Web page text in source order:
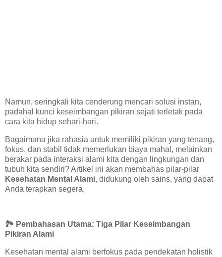
Namun, seringkali kita cenderung mencari solusi instan,
padahal kunci keseimbangan pikiran sejati terletak pada
cara kita hidup sehari-hari.
Bagaimana jika rahasia untuk memiliki pikiran yang tenang,
fokus, dan stabil tidak memerlukan biaya mahal, melainkan
berakar pada interaksi alami kita dengan lingkungan dan
tubuh kita sendiri? Artikel ini akan membahas pilar-pilar
Kesehatan Mental Alami, didukung oleh sains, yang dapat
Anda terapkan segera.
🏞️ Pembahasan Utama: Tiga Pilar Keseimbangan
Pikiran Alami
Kesehatan mental alami berfokus pada pendekatan holistik